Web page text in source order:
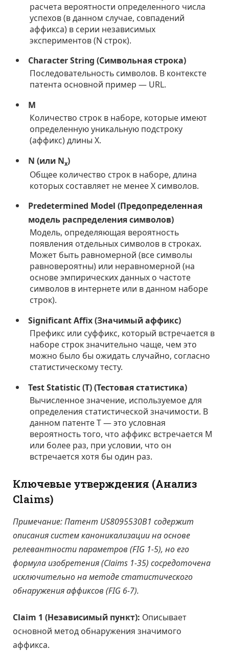
расчета вероятности определенного числа
успехов (в данном случае, совпадений
аффикса) в серии независимых
экспериментов (N строк).
Character String (Символьная строка)
Последовательность символов. В контексте
патента основной пример — URL.
M
Количество строк в наборе, которые имеют
определенную уникальную подстроку
(аффикс) длины X.
N (или Nx)
Общее количество строк в наборе, длина
которых составляет не менее X символов.
Predetermined Model (Предопределенная
модель распределения символов)
Модель, определяющая вероятность
появления отдельных символов в строках.
Может быть равномерной (все символы
равновероятны) или неравномерной (на
основе эмпирических данных о частоте
символов в интернете или в данном наборе
строк).
Significant Affix (Значимый аффикс)
Префикс или суффикс, который встречается в
наборе строк значительно чаще, чем это
можно было бы ожидать случайно, согласно
статистическому тесту.
Test Statistic (T) (Тестовая статистика)
Вычисленное значение, используемое для
определения статистической значимости. В
данном патенте T — это условная
вероятность того, что аффикс встречается M
или более раз, при условии, что он
встречается хотя бы один раз.
Ключевые утверждения (Анализ
Claims)
Примечание: Патент US8095530B1 содержит
описания систем каноникализации на основе
релевантности параметров (FIG 1-5), но его
формула изобретения (Claims 1-35) сосредоточена
исключительно на методе статистического
обнаружения аффиксов (FIG 6-7).
Claim 1 (Независимый пункт): Описывает
основной метод обнаружения значимого
аффикса.